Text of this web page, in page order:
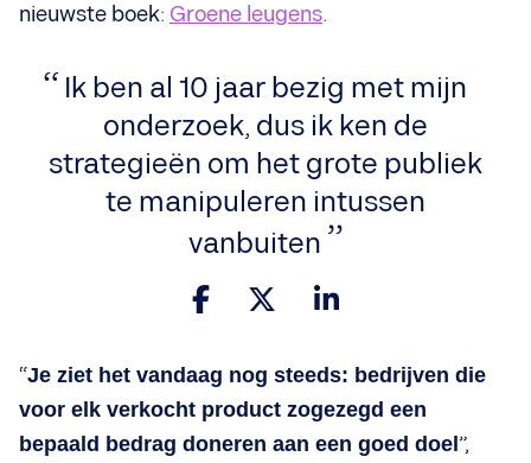
nieuwste boek: Groene leugens.
Ik ben al 10 jaar bezig met mijn
onderzoek, dus ik ken de
strategieën om het grote publiek
te manipuleren intussen
vanbuiten
“Je ziet het vandaag nog steeds: bedrijven die
voor elk verkocht product zogezegd een
bepaald bedrag doneren aan een goed doel”,